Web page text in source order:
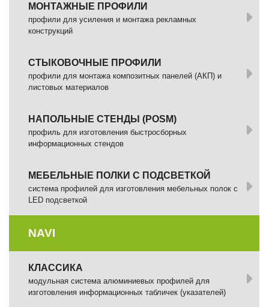
МОНТАЖНЫЕ ПРОФИЛИ
профили для усиления и монтажа рекламных
конструкций
СТЫКОВОЧНЫЕ ПРОФИЛИ
профили для монтажа композитных панелей (АКП) и
листовых материалов
НАПОЛЬНЫЕ СТЕНДЫ (POSM)
профиль для изготовления быстросборных
информационных стендов
МЕБЕЛЬНЫЕ ПОЛКИ С ПОДСВЕТКОЙ
cистема профилей для изготовления мебельных полок с
LED подсветкой
NAVI
КЛАССИКА
модульная система алюминиевых профилей для
изготовления информационных табличек (указателей)